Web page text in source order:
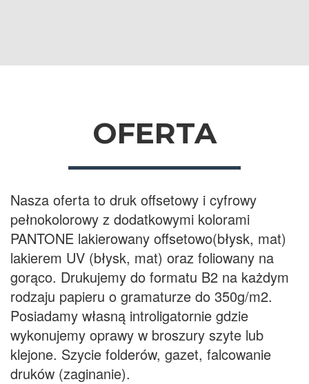
OFERTA
Nasza oferta to druk offsetowy i cyfrowy
pełnokolorowy z dodatkowymi kolorami
PANTONE lakierowany offsetowo(błysk, mat)
lakierem UV (błysk, mat) oraz foliowany na
gorąco. Drukujemy do formatu B2 na każdym
rodzaju papieru o gramaturze do 350g/m2.
Posiadamy własną introligatornie gdzie
wykonujemy oprawy w broszury szyte lub
klejone. Szycie folderów, gazet, falcowanie
druków (zaginanie).